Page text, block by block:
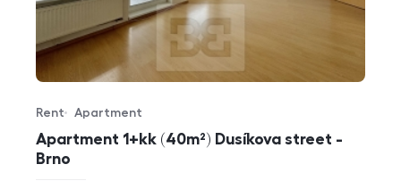
Apartment 1+kk (40m²) Dusíkova street -
Brno
Offer type
Rent
Property type
Apartment